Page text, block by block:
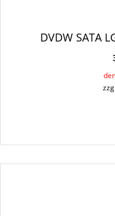
DVDW SATA